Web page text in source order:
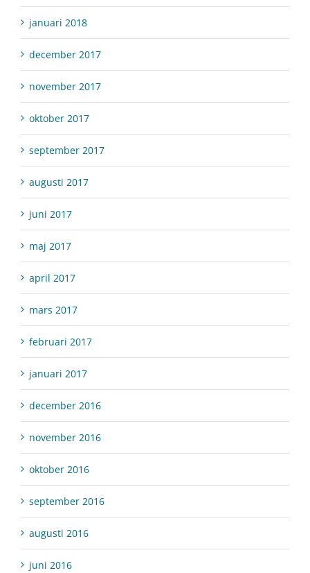
januari 2018
december 2017
november 2017
oktober 2017
september 2017
augusti 2017
juni 2017
maj 2017
april 2017
mars 2017
februari 2017
januari 2017
december 2016
november 2016
oktober 2016
september 2016
augusti 2016
juni 2016